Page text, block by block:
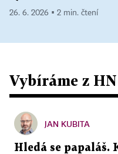
26. 6. 2026 ▪ 2 min. čtení
Vybíráme z HN
JAN KUBITA
Hledá se papaláš.